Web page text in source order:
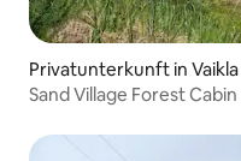
Privatunterkunft in Vaikla
Sand Village Forest Cabin